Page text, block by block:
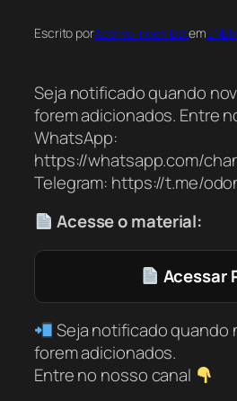
Escrito porAcervo Index Botem
Seja notificado quando
forem adicionados. Entre
WhatsApp:
https://whatsapp.com/
Telegram: https://t.me/
Acesse o material:
Acessar
Seja notificado
forem adicionados.
Entre no nosso canal